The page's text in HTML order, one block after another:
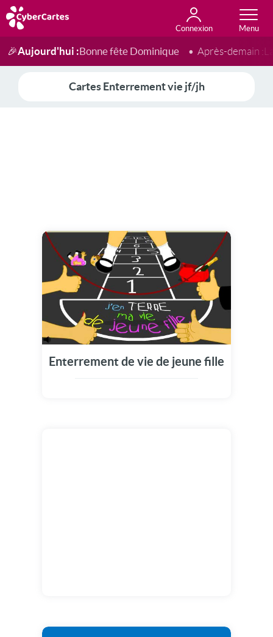
Connexion
Anniversaire
Fête du jour
Amour
Amitié
Merci
Toutes les cartes
🎉Aujourd'hui :Bonne fête Dominique Après-demain :
Cartes Enterrement vie jf/jh
Enterrement de vie de jeune fille